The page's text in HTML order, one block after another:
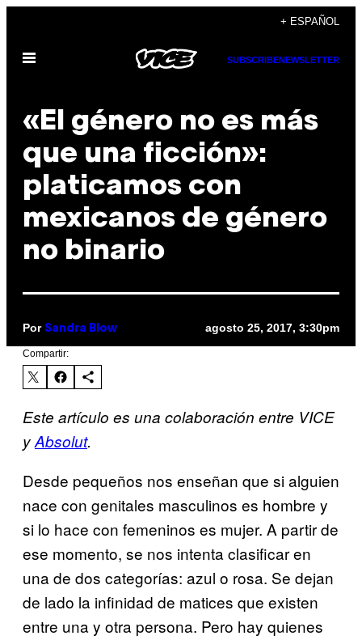
contenido
+ ESPAÑOL
Abrir
SUBSCRIBENEWSLETTER
«El género no es más
que una ficción»:
platicamos con
mexicanos de género
no binario
Por Sandra Blow agosto 25, 2017, 3:30pm
Compartir:
Este artículo es una colaboración entre VICE
yAbsolut.
Desde pequeños nos enseñan que si alguien
nace con genitales masculinos es hombre y
si lo hace con femeninos es mujer. A partir de
ese momento, se nos intenta clasificar en
una de dos categorías: azul o rosa. Se dejan
de lado la infinidad de matices que existen
entre una y otra persona. Pero hay quienes